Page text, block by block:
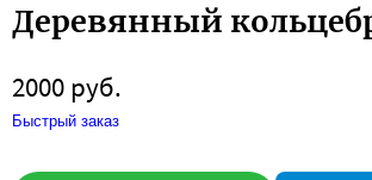
Деревянный
2000 руб.
Быстрый заказ